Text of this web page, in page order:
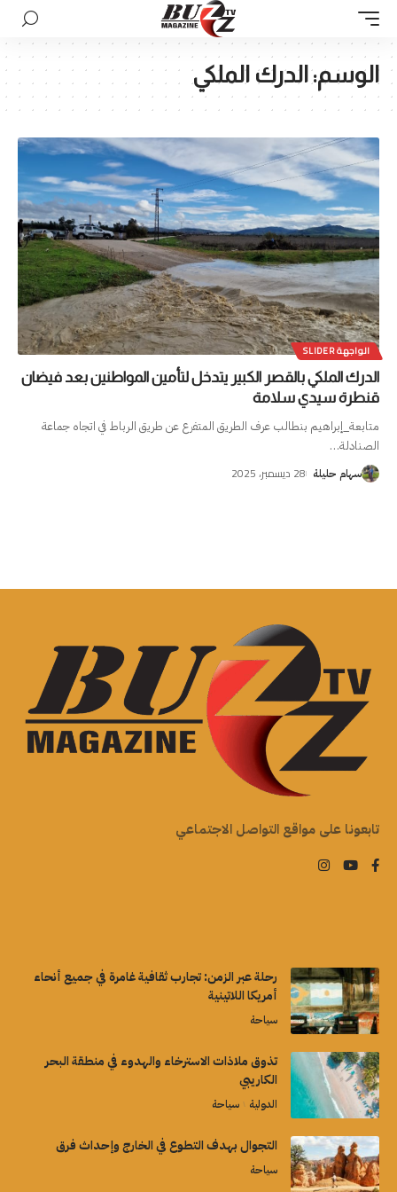
الوسم: الدرك الملكي
الواجهة SLIDER
الدرك الملكي بالقصر الكبير يتدخل لتأمين المواطنين بعد فيضان
قنطرة سيدي سلامة
متابعة_إبراهيم بنطالب عرف الطريق المتفرع عن طريق الرباط في اتجاه جماعة
الصنادلة…
سهام حليلة 28 ديسمبر، 2025
تابعونا على مواقع التواصل الاجتماعي
رحلة عبر الزمن: تجارب ثقافية غامرة في جميع أنحاء
أمريكا اللاتينية
سياحة
تذوق ملاذات الاسترخاء والهدوء في منطقة البحر
الكاريبي
الدولية سياحة
التجوال بهدف التطوع في الخارج وإحداث فرق
سياحة